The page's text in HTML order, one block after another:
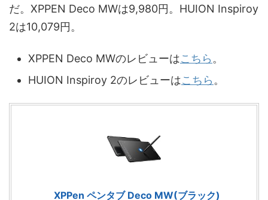
だ。XPPEN Deco MWは9,980円。HUION Inspiroy
2は10,079円。
XPPEN Deco MWのレビューはこちら。
HUION Inspiroy 2のレビューはこちら。
XPPen ペンタブ Deco MW(ブラック)